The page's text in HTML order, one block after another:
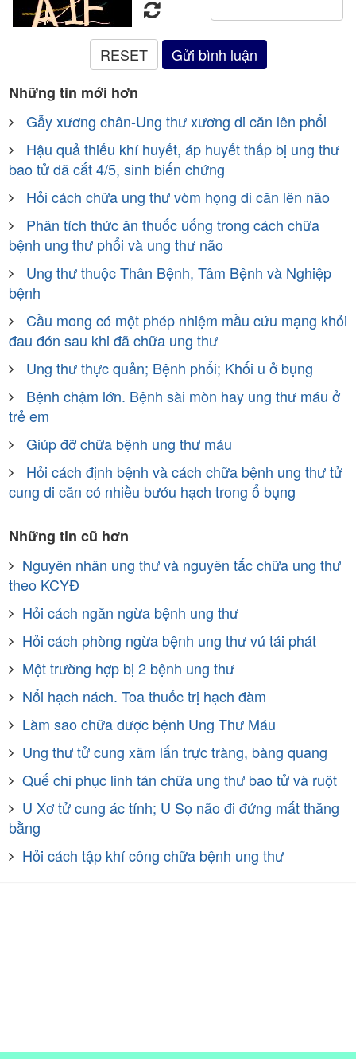
Những tin mới hơn
Gẫy xương chân-Ung thư xương di căn lên phổi
Hậu quả thiếu khí huyết, áp huyết thấp bị ung thư
bao tử đã cắt 4/5, sinh biến chứng
Hỏi cách chữa ung thư vòm họng di căn lên não
Phân tích thức ăn thuốc uống trong cách chữa
bệnh ung thư phổi và ung thư não
Ung thư thuộc Thân Bệnh, Tâm Bệnh và Nghiệp
bệnh
Cầu mong có một phép nhiệm mầu cứu mạng khỏi
đau đớn sau khi đã chữa ung thư
Ung thư thực quản; Bệnh phổi; Khối u ở bụng
Bệnh chậm lớn. Bệnh sài mòn hay ung thư máu ở
trẻ em
Giúp đỡ chữa bệnh ung thư máu
Hỏi cách định bệnh và cách chữa bệnh ung thư tử
cung di căn có nhiều bướu hạch trong ổ bụng
Những tin cũ hơn
Nguyên nhân ung thư và nguyên tắc chữa ung thư
theo KCYĐ
Hỏi cách ngăn ngừa bệnh ung thư
Hỏi cách phòng ngừa bệnh ung thư vú tái phát
Một trường hợp bị 2 bệnh ung thư
Nổi hạch nách. Toa thuốc trị hạch đàm
Làm sao chữa được bệnh Ung Thư Máu
Ung thư tử cung xâm lấn trực tràng, bàng quang
Quế chi phục linh tán chữa ung thư bao tử và ruột
U Xơ tử cung ác tính; U Sọ não đi đứng mất thăng
bằng
Hỏi cách tập khí công chữa bệnh ung thư